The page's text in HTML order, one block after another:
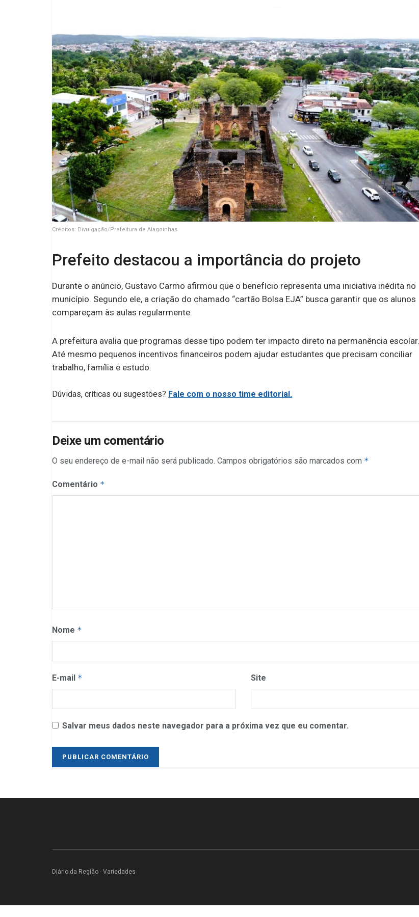
Créditos: Divulgação/Prefeitura de Alagoinhas
Prefeito destacou a importância do projeto
Durante o anúncio, Gustavo Carmo afirmou que o benefício representa uma iniciativa inédita no
município. Segundo ele, a criação do chamado “cartão Bolsa EJA” busca garantir que os alunos
compareçam às aulas regularmente.
A prefeitura avalia que programas desse tipo podem ter impacto direto na permanência escolar.
Até mesmo pequenos incentivos financeiros podem ajudar estudantes que precisam conciliar
trabalho, família e estudo.
Dúvidas, críticas ou sugestões? Fale com o nosso time editorial.
Deixe um comentário
O seu endereço de e-mail não será publicado. Campos obrigatórios são marcados com *
Comentário *
Nome *
E-mail * Site
Salvar meus dados neste navegador para a próxima vez que eu comentar.
Diário da Região - Variedades